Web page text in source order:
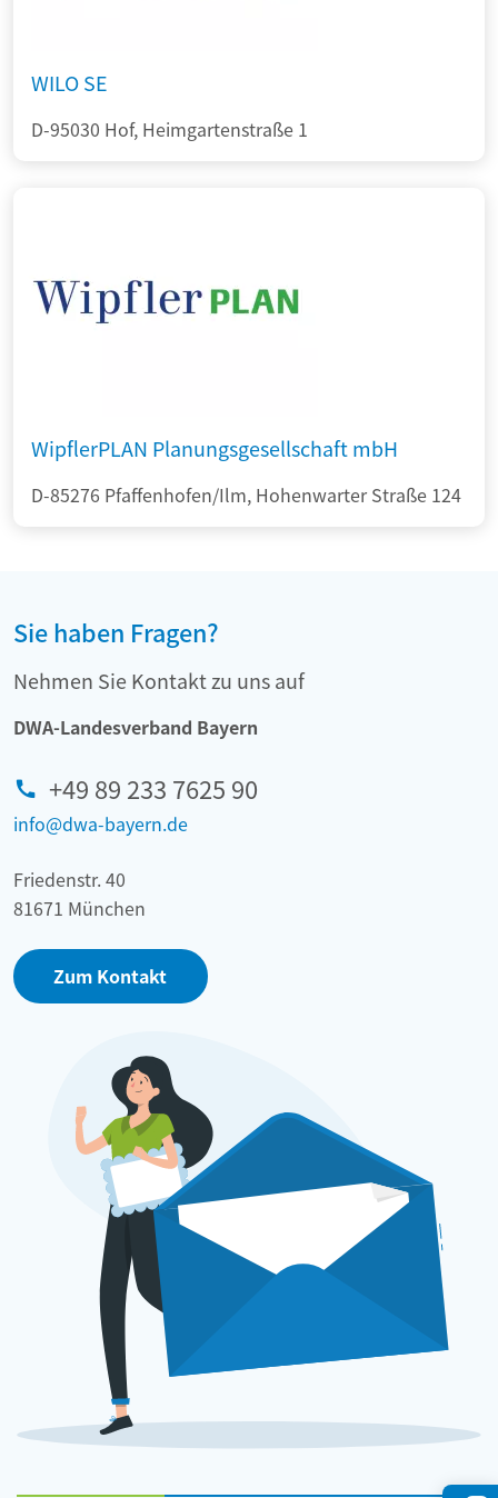
WILO SE
D-95030 Hof, Heimgartenstraße 1
WipflerPLAN Planungsgesellschaft mbH
D-85276 Pfaffenhofen/Ilm, Hohenwarter Straße 124
Sie haben Fragen?
Nehmen Sie Kontakt zu uns auf
DWA-Landesverband Bayern
+49 89 233 7625 90
info@dwa-bayern.de
Friedenstr. 40
81671 München
Zum Kontakt